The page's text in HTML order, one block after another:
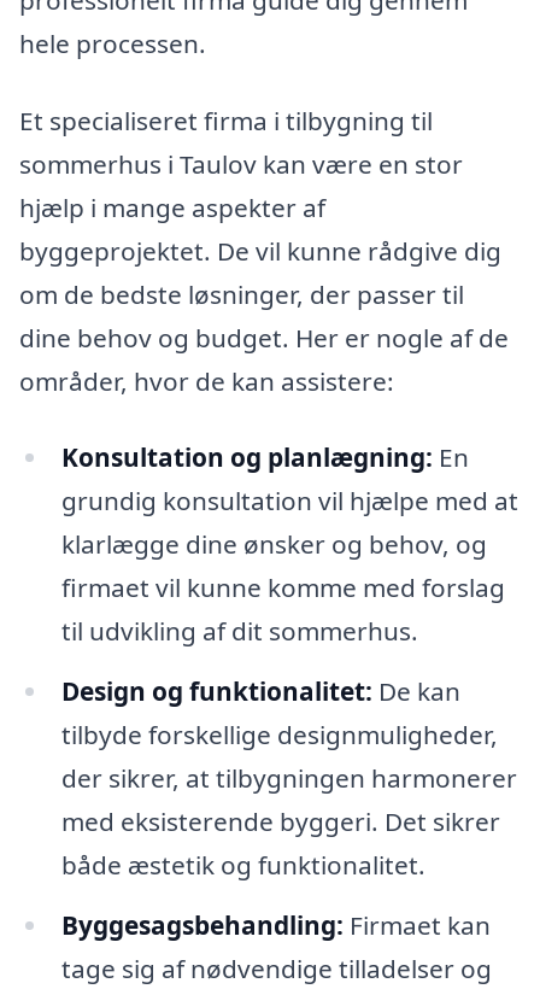
hele processen.
Et specialiseret firma i tilbygning til
sommerhus i Taulov kan være en stor
hjælp i mange aspekter af
byggeprojektet. De vil kunne rådgive dig
om de bedste løsninger, der passer til
dine behov og budget. Her er nogle af de
områder, hvor de kan assistere:
Konsultation og planlægning: En
grundig konsultation vil hjælpe med at
klarlægge dine ønsker og behov, og
firmaet vil kunne komme med forslag
til udvikling af dit sommerhus.
Design og funktionalitet: De kan
tilbyde forskellige designmuligheder,
der sikrer, at tilbygningen harmonerer
med eksisterende byggeri. Det sikrer
både æstetik og funktionalitet.
Byggesagsbehandling: Firmaet kan
tage sig af nødvendige tilladelser og